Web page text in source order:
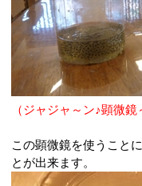
（ジャジャ～ン♪顕微鏡
この顕微鏡を使うこと
とが出来ます。